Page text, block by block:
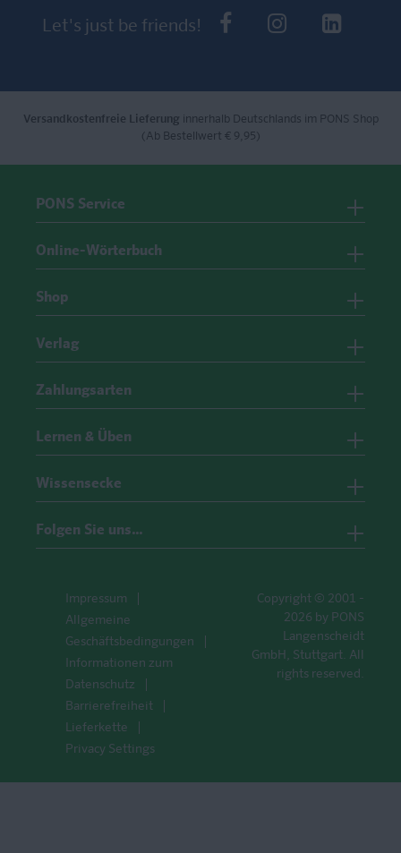
Let's just be friends! PONS beiPONS bei
Versandkostenfreie Lieferung innerhalb Deutschlands im PONS Shop
(Ab Bestellwert € 9,95)
PONS Service
Online-Wörterbuch
Shop
Verlag
Zahlungsarten
Lernen & Üben
Wissensecke
Folgen Sie uns…
Impressum
Allgemeine
Geschäftsbedingungen
Informationen zum
Datenschutz
Barrierefreiheit
Lieferkette
Privacy Settings
Copyright © 2001 -
2026 by PONS
Langenscheidt
GmbH, Stuttgart. All
rights reserved.